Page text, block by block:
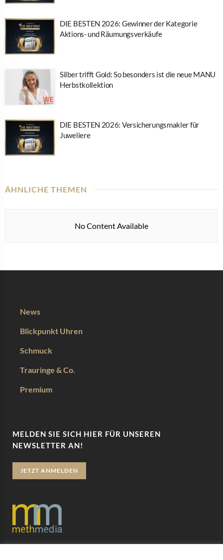
DIE BESTEN 2026: Gewinner der Kategorie
Aktions- und Räumungsverkäufe
Silber trifft Gold: So besonders ist die neue MANU
Herbstkollektion
DIE BESTEN 2026: Versicherungsmakler für
Juweliere
ÄHNLICHE THEMEN
No Content Available
News
Blickpunkt Uhren
Schmuck
Trauringe & Co.
Premium
MELDEN SIE SICH HIER FÜR UNSEREN
NEWSLETTER AN!
JETZT ANMELDEN